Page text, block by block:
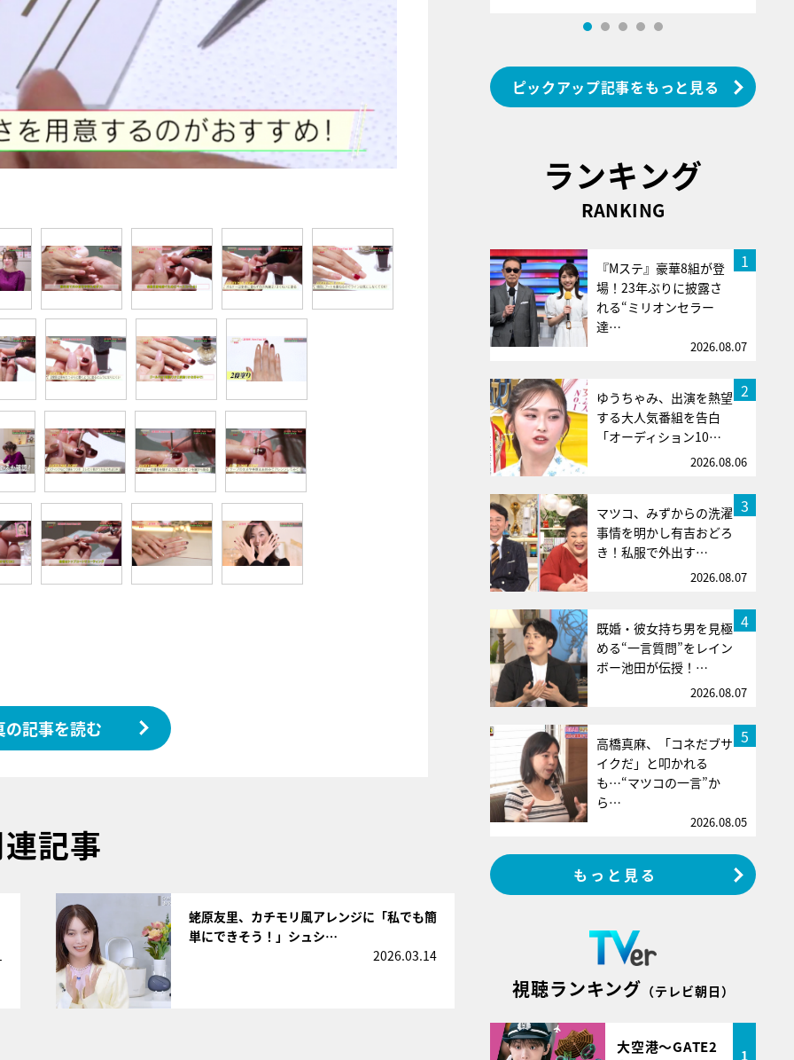
の記事を読む
記事
蛯原友里、カチモリ風アレンジに「私でも簡
単にできそう！」シュシ…
2026.03.14
ピックアップ記事をもっと見る
ランキング
RANKING
1
『Mステ』豪華8組が登
場！23年ぶりに披露さ
れる“ミリオンセラー
達…
2026.08.07
2
ゆうちゃみ、出演を熱望
する大人気番組を告白
「オーディション10…
2026.08.06
3
マツコ、みずからの洗濯
事情を明かし有吉おどろ
き！私服で外出す…
2026.08.07
4
既婚・彼女持ち男を見極
める“一言質問”をレイン
ボー池田が伝授！…
2026.08.07
5
高橋真麻、「コネだブサ
イクだ」と叩かれる
も…“マツコの一言”か
ら…
2026.08.05
もっと見る
視聴ランキング （テレビ朝日）
大空港～GATE2
1